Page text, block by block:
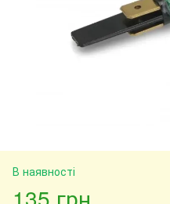
В наявності
135 грн